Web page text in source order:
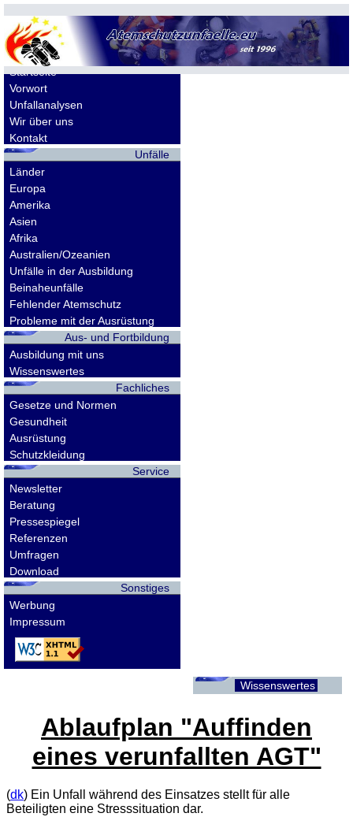
Allgemeines
Startseite
Vorwort
Unfallanalysen
Wir über uns
Kontakt
Unfälle
Länder
Europa
Amerika
Asien
Afrika
Australien/Ozeanien
Unfälle in der Ausbildung
Beinaheunfälle
Fehlender Atemschutz
Probleme mit der Ausrüstung
Aus- und Fortbildung
Ausbildung mit uns
Wissenswertes
Fachliches
Gesetze und Normen
Gesundheit
Ausrüstung
Schutzkleidung
Service
Newsletter
Beratung
Pressespiegel
Referenzen
Umfragen
Download
Sonstiges
Werbung
Impressum
Wissenswertes
Ablaufplan "Auffinden
eines verunfallten AGT"
(dk) Ein Unfall während des Einsatzes stellt für alle
Beteiligten eine Stresssituation dar.